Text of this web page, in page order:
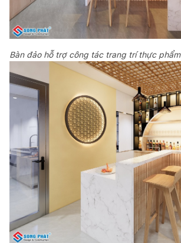
Bàn đảo hỗ trợ công tác trang trí thực phẩm